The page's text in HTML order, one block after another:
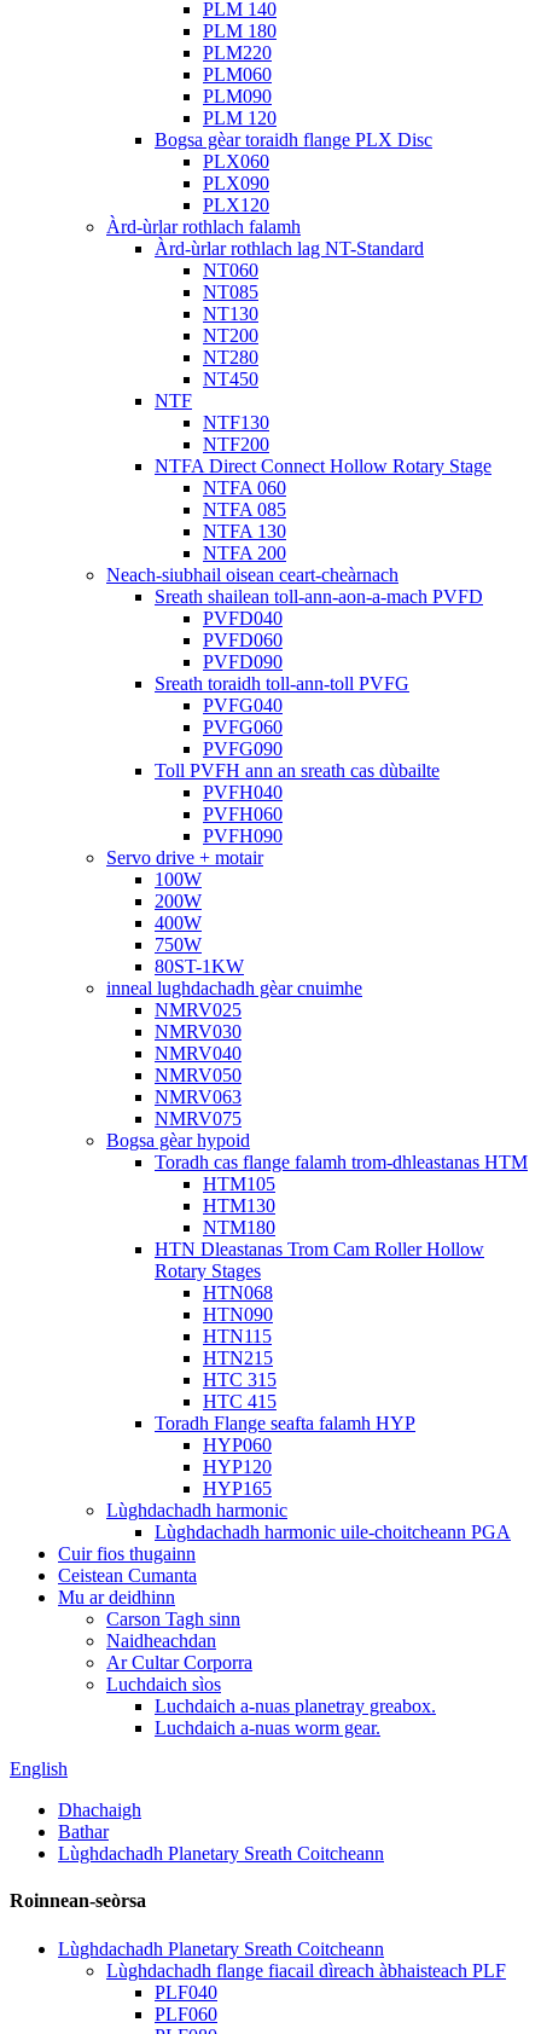
PLM 140
PLM 180
PLM220
PLM060
PLM090
PLM 120
Bogsa gèar toraidh flange PLX Disc
PLX060
PLX090
PLX120
Àrd-ùrlar rothlach falamh
Àrd-ùrlar rothlach lag NT-Standard
NT060
NT085
NT130
NT200
NT280
NT450
NTF
NTF130
NTF200
NTFA Direct Connect Hollow Rotary Stage
NTFA 060
NTFA 085
NTFA 130
NTFA 200
Neach-siubhail oisean ceart-cheàrnach
Sreath shailean toll-ann-aon-a-mach PVFD
PVFD040
PVFD060
PVFD090
Sreath toraidh toll-ann-toll PVFG
PVFG040
PVFG060
PVFG090
Toll PVFH ann an sreath cas dùbailte
PVFH040
PVFH060
PVFH090
Servo drive + motair
100W
200W
400W
750W
80ST-1KW
inneal lughdachadh gèar cnuimhe
NMRV025
NMRV030
NMRV040
NMRV050
NMRV063
NMRV075
Bogsa gèar hypoid
Toradh cas flange falamh trom-dhleastanas HTM
HTM105
HTM130
NTM180
HTN Dleastanas Trom Cam Roller Hollow
Rotary Stages
HTN068
HTN090
HTN115
HTN215
HTC 315
HTC 415
Toradh Flange seafta falamh HYP
HYP060
HYP120
HYP165
Lùghdachadh harmonic
Lùghdachadh harmonic uile-choitcheann PGA
Cuir fios thugainn
Ceistean Cumanta
Mu ar deidhinn
Carson Tagh sinn
Naidheachdan
Ar Cultar Corporra
Luchdaich sìos
Luchdaich a-nuas planetray greabox.
Luchdaich a-nuas worm gear.
English
Dhachaigh
Bathar
Lùghdachadh Planetary Sreath Coitcheann
Roinnean-seòrsa
Lùghdachadh Planetary Sreath Coitcheann
Lùghdachadh flange fiacail dìreach àbhaisteach PLF
PLF040
PLF060